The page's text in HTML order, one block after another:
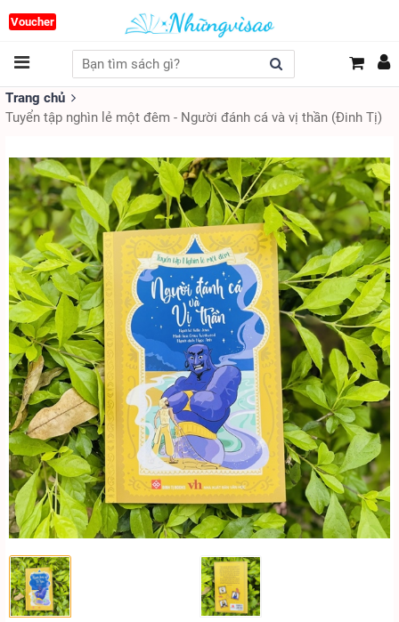
Voucher
Trang chủ
Tuyển tập nghìn lẻ một đêm - Người đánh cá và vị thần (Đinh Tị)